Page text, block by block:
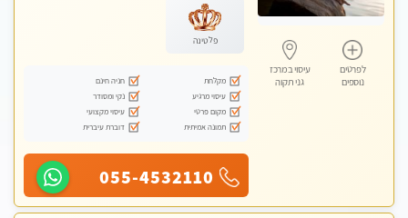
לפרטים
נוספים
עיסוי במרכז
גני תקוה
פלטינה
מקלחת
חניה חינם
עיסוי מרגיע
נקי ומסודר
מקום פרטי
עיסוי מקצועי
תמונה אמיתית
דוברת עיברית
055-4532110